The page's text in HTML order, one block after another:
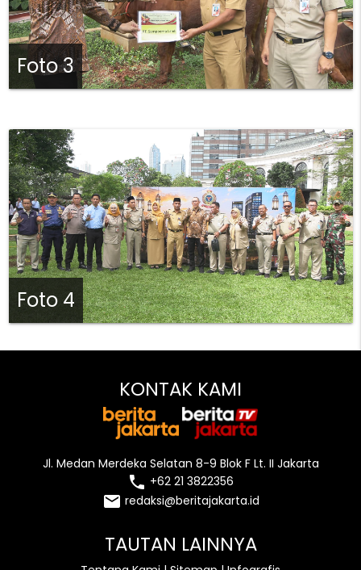
Foto 3
Foto 4
KONTAK KAMI
Jl. Medan Merdeka Selatan 8-9 Blok F Lt. II Jakarta
local_phone +62 21 3822356
email redaksi@beritajakarta.id
TAUTAN LAINNYA